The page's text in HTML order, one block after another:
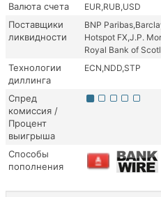
Валюта счета EUR RUB USD
Поставщики
ликвидности
BNP Paribas
Hotspot FX J.P.
Royal Bank of
Технологии
диллинга
ECN NDD STP
Спред
комиссия /
Процент
выигрыша
Способы
пополнения